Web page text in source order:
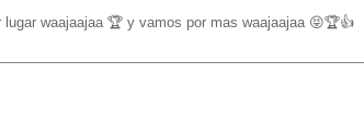
waajaajaa 🏆 y vamos por mas waajaajaa 😝🏆👍